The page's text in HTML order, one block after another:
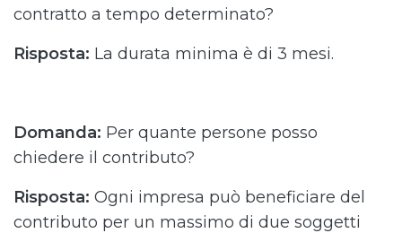
contratto a tempo determinato?
Risposta: La durata minima è di 3 mesi.
Domanda: Per quante persone posso
chiedere il contributo?
Risposta: Ogni impresa può beneficiare del
contributo per un massimo di due soggetti